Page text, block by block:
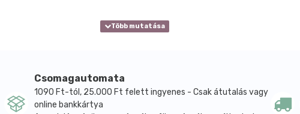
Csomagautomata
1090 Ft-tól, 25.000 Ft felett ingyenes - Csak átutalás vagy
online bankkártya